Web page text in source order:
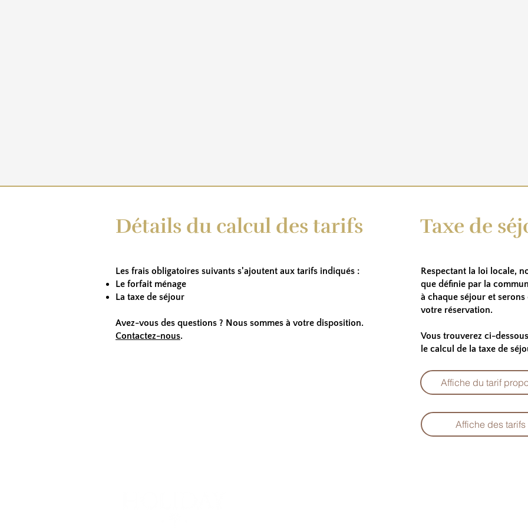
Détails du calcul des tarifs
Les frais obligatoires suivants s'ajoutent aux tarifs indiqués :
Le forfait ménage
La taxe de séjour
Avez-vous des questions ? Nous sommes à votre disposition.
Contactez-nous.
Taxe de
Respectant la loi locale,
que définie par la
à chaque séjour et
votre réservation.
Vous trouverez ci-
le calcul de la taxe de
Affiche du tarif
Affiche des tarifs